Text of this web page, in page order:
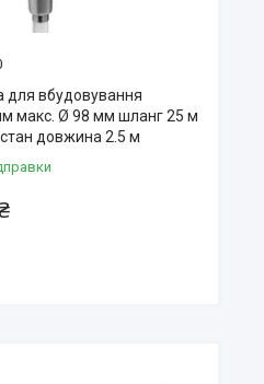
для вбудовування
макс. Ø 98 мм шланг 25 м
стан довжина 2.5 м